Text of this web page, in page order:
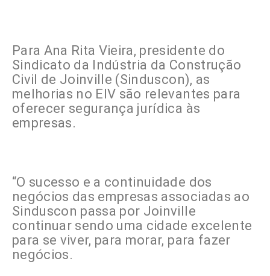
Para Ana Rita Vieira, presidente do
Sindicato da Indústria da Construção
Civil de Joinville (Sinduscon), as
melhorias no EIV são relevantes para
oferecer segurança jurídica às
empresas.
“O sucesso e a continuidade dos
negócios das empresas associadas ao
Sinduscon passa por Joinville
continuar sendo uma cidade excelente
para se viver, para morar, para fazer
negócios.